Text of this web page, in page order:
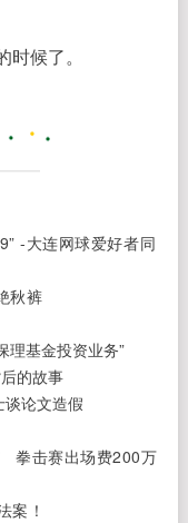
候了。
-大连网球爱好者同
秋裤
理基金投资业务”
的故事
论文造假
拳击赛出场费200万
案！